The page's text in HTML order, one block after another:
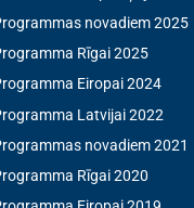
novadiem 2025
Rīgai 2025
Eiropai 2024
Latvijai 2022
novadiem 2021
Rīgai 2020